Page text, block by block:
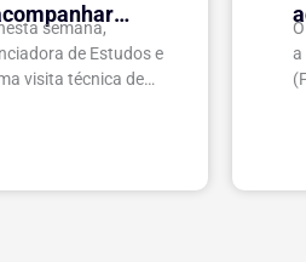
de expansão
semana,
de Estudos e
visita técnica de
a